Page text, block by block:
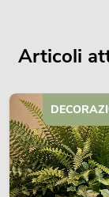
Articoli